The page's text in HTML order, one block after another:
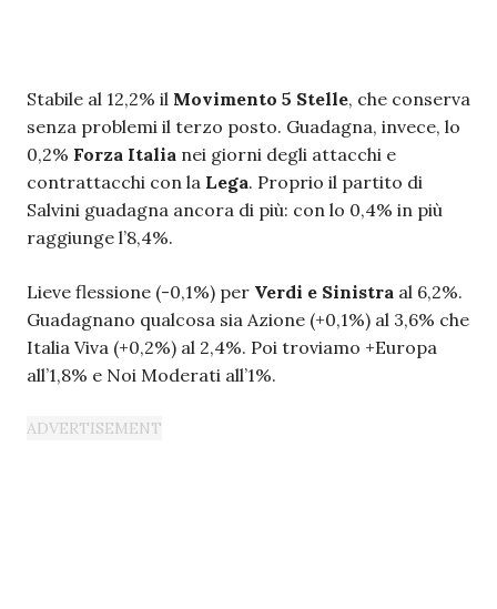
Stabile al 12,2% il Movimento 5 Stelle, che conserva
senza problemi il terzo posto. Guadagna, invece, lo
0,2% Forza Italia nei giorni degli attacchi e
contrattacchi con la Lega. Proprio il partito di
Salvini guadagna ancora di più: con lo 0,4% in più
raggiunge l’8,4%.
Lieve flessione (-0,1%) per Verdi e Sinistra al 6,2%.
Guadagnano qualcosa sia Azione (+0,1%) al 3,6% che
Italia Viva (+0,2%) al 2,4%. Poi troviamo +Europa
all’1,8% e Noi Moderati all’1%.